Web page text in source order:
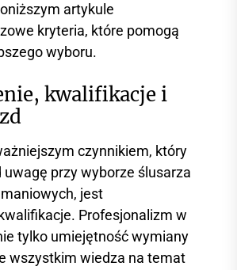
artykule
kryteria, które pomogą
wyboru.
kwalifikacje i
czynnikiem, który
uwagę przy wyborze ślusarza
jest
Profesjonalizm w
tylko umiejętność wymiany
wszystkim wiedza na temat